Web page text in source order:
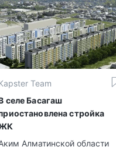
Team
селе Басагаш
стройка
Алматинской области